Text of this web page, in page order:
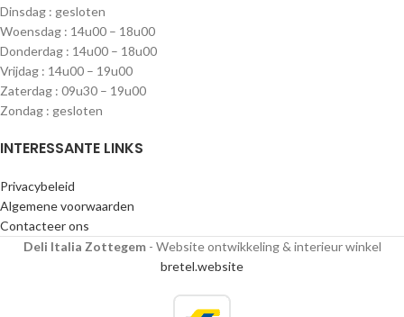
Dinsdag : gesloten
Woensdag : 14u00 – 18u00
Donderdag : 14u00 – 18u00
Vrijdag : 14u00 – 19u00
Zaterdag : 09u30 – 19u00
Zondag : gesloten
INTERESSANTE LINKS
Privacybeleid
Algemene voorwaarden
Contacteer ons
Deli Italia Zottegem- Website ontwikkeling & interieur winkel
bretel.website